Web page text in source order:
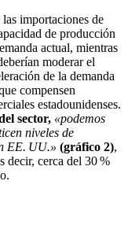
importaciones de
de producción
actual, mientras
moderar el
de la demanda
compensen
estadounidenses.
sector, «podemos
niveles de
EE. UU.» (gráfico 2),
decir, cerca del 30 %